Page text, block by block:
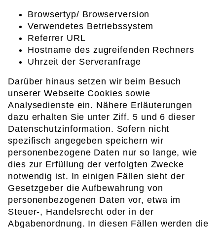
Browsertyp/ Browserversion
Verwendetes Betriebssystem
Referrer URL
Hostname des zugreifenden Rechners
Uhrzeit der Serveranfrage
Darüber hinaus setzen wir beim Besuch
unserer Webseite Cookies sowie
Analysedienste ein. Nähere Erläuterungen
dazu erhalten Sie unter Ziff. 5 und 6 dieser
Datenschutzinformation. Sofern nicht
spezifisch angegeben speichern wir
personenbezogene Daten nur so lange, wie
dies zur Erfüllung der verfolgten Zwecke
notwendig ist. In einigen Fällen sieht der
Gesetzgeber die Aufbewahrung von
personenbezogenen Daten vor, etwa im
Steuer-, Handelsrecht oder in der
Abgabenordnung. In diesen Fällen werden die